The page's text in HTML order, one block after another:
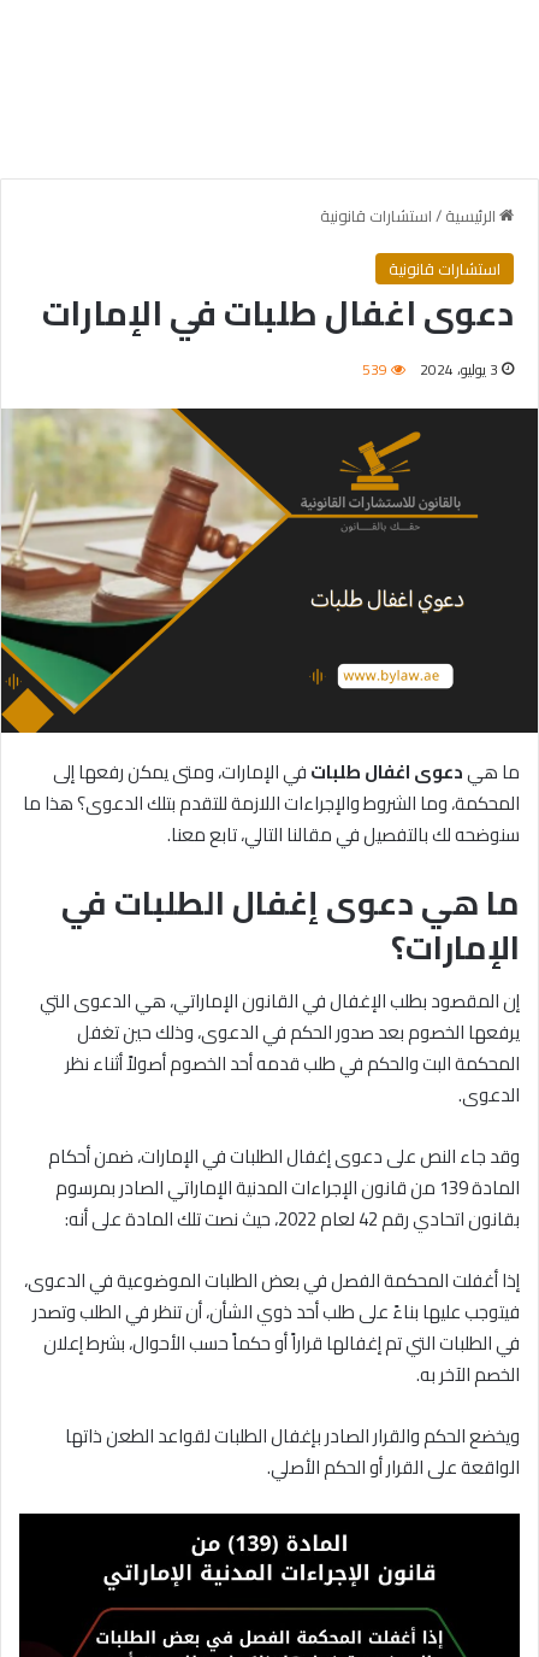
الرئيسية/استشارات قانونية
استشارات قانونية
دعوى اغفال طلبات في الإمارات
3 يوليو، 2024 539
ما هيدعوىاغفالطلباتفي الإمارات، ومتى يمكن رفعها إلى
المحكمة، وما الشروط والإجراءات اللازمة للتقدم بتلك الدعوى؟ هذا ما
سنوضحه لك بالتفصيل في مقالنا التالي، تابع معنا.
ما هي دعوى إغفال الطلبات في
الإمارات؟
إن المقصود بطلب الإغفال في القانون الإماراتي، هي الدعوى التي
يرفعها الخصوم بعد صدور الحكم في الدعوى، وذلك حين تغفل
المحكمة البت والحكم في طلب قدمه أحد الخصوم أصولاً أثناء نظر
الدعوى.
وقد جاء النص على دعوى إغفال الطلبات في الإمارات، ضمن أحكام
المادة 139 من قانون الإجراءات المدنية الإماراتي الصادر بمرسوم
بقانون اتحادي رقم 42 لعام 2022، حيث نصت تلك المادة على أنه:
إذا أغفلت المحكمة الفصل في بعض الطلبات الموضوعية في الدعوى،
فيتوجب عليها بناءً على طلب أحد ذوي الشأن، أن تنظر في الطلب وتصدر
في الطلبات التي تم إغفالها قراراً أو حكماً حسب الأحوال، بشرط إعلان
الخصم الآخر به.
ويخضع الحكم والقرار الصادر بإغفال الطلبات لقواعد الطعن ذاتها
الواقعة على القرار أو الحكم الأصلي.